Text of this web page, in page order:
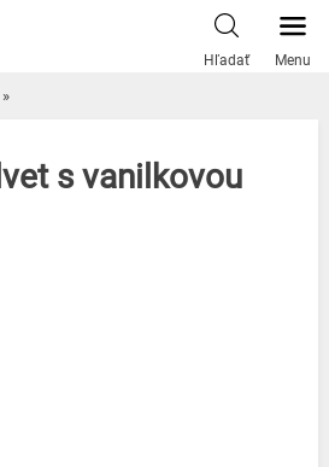
Hľadať Menu
»